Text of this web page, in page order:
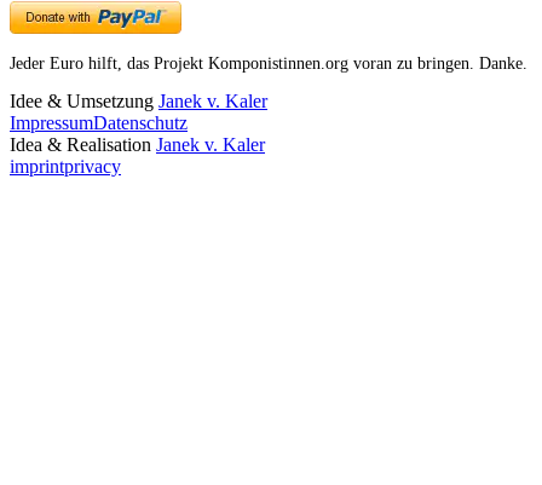
Jeder Euro hilft, das Projekt Komponistinnen.org voran zu bringen. Danke.
Idee & Umsetzung Janek v. Kaler
ImpressumDatenschutz
Idea & Realisation Janek v. Kaler
imprintprivacy